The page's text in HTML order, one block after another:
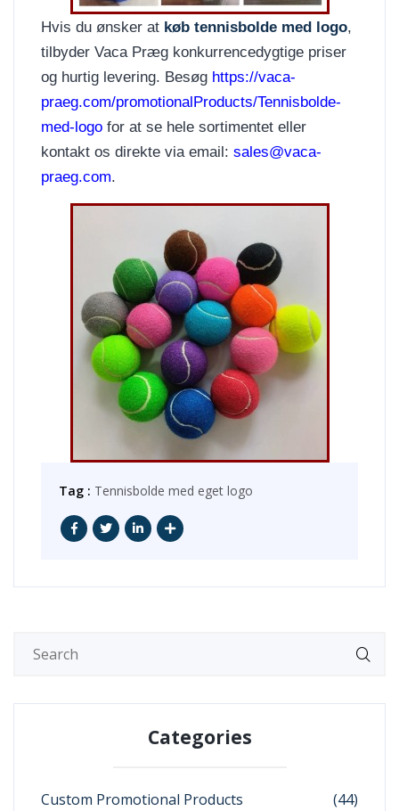
Hvis du ønsker at køb tennisbolde med logo,
tilbyder Vaca Præg konkurrencedygtige priser
og hurtig levering. Besøg https://vaca-
praeg.com/promotionalProducts/Tennisbolde-
med-logo for at se hele sortimentet eller
kontakt os direkte via email: sales@vaca-
praeg.com.
Tag : Tennisbolde med eget logo
Categories
Custom Promotional Products
(44)